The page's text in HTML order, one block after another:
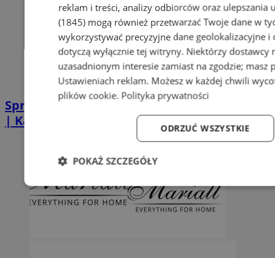
Sprzątanie po zgonie w Piekarach Śląskich
| Kastelnik
reklam i treści, analizy odbiorców oraz ulepszania
(1845)mogą również przetwarzać Twoje dane w
wykorzystywać precyzyjne dane geolokalizacyjne
dotyczą wyłącznie tej witryny. Niektórzy dostawcy
uzasadnionym interesie zamiast na zgodzie; masz
Ustawieniach reklam. Możesz w każdej chwili
plików cookie. Polityka prywatności
ODRZUĆ WSZYSTKIE
POKAŻ SZCZEGÓŁY
Niezbędne Wydajność Targetowanie